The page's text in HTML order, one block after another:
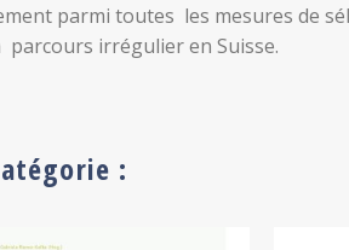
parmi toutes les mesures de
parcours irrégulier en Suisse.
: